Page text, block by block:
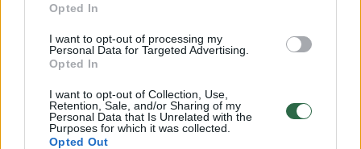
Opted In
I want to opt-out of processing my
Personal Data for Targeted Advertising.
Opted In
I want to opt-out of Collection, Use,
Retention, Sale, and/or Sharing of my
Personal Data that Is Unrelated with the
Purposes for which it was collected.
Opted Out
32 laipsnių šilumos
Žinios | Orai